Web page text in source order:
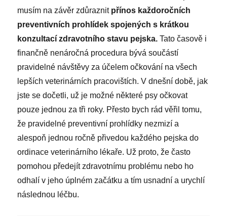
musím na závěr zdůraznit přínos každoročních
preventivních prohlídek spojených s krátkou
konzultací zdravotního stavu pejska. Tato časově i
finančně nenáročná procedura bývá součástí
pravidelné návštěvy za účelem očkování na všech
lepších veterinárních pracovištích. V dnešní době, jak
jste se dočetli, už je možné některé psy očkovat
pouze jednou za tři roky. Přesto bych rád věřil tomu,
že pravidelné preventivní prohlídky nezmizí a
alespoň jednou ročně přivedou každého pejska do
ordinace veterinárního lékaře. Už proto, že často
pomohou předejít zdravotnímu problému nebo ho
odhalí v jeho úplném začátku a tím usnadní a urychlí
následnou léčbu.